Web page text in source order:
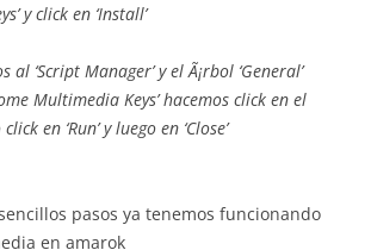
y click en ‘Install’
al ‘Script Manager’ y el Ã¡rbol ‘General’
Multimedia Keys’ hacemos click en el
en ‘Run’ y luego en ‘Close’
pasos ya tenemos funcionando
en amarok